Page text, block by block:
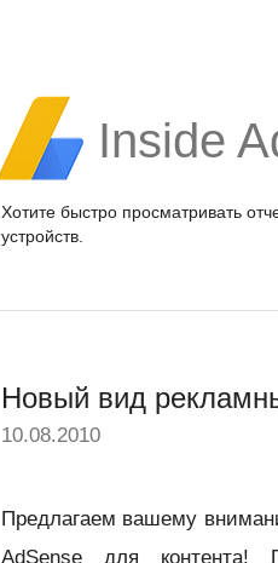
Inside
Хотите быстро просматривать
устройств.
Новый вид
10.08.2010
Предлагаем вашему
AdSense для контента!